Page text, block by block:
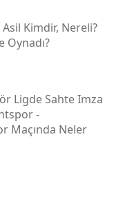
Asil Kimdir, Nereli?
Oynadı?
Ligde Sahte Imza
-
Maçında Neler